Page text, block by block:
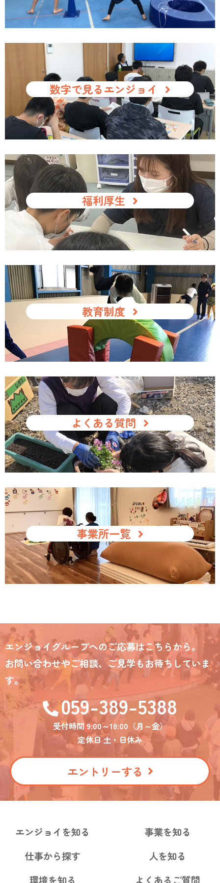
数字で見るエンジョイ
福利厚生
教育制度
よくある質問
事業所一覧
エンジョイグループへのご応募はこちらから。
お問い合わせやご相談、ご見学もお待ちしていま
す。
059-389-5388
受付時間 9:00～18:00（月～金）
定休日 土・日休み
エントリーする
エンジョイを知る
事業を知る
仕事から探す
人を知る